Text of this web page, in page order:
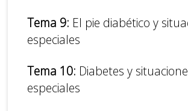
Tema 9: El pie diabético y
especiales
Tema 10: Diabetes y
especiales